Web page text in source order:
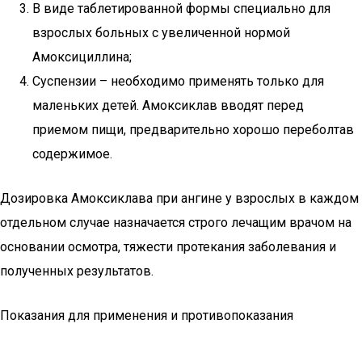
В виде таблетированной формы специально для
взрослых больных с увеличенной нормой
Амоксициллина;
Суспензии – необходимо применять только для
маленьких детей. Амоксиклав вводят перед
приемом пищи, предварительно хорошо переболтав
содержимое.
Дозировка Амоксиклава при ангине у взрослых в каждом
отдельном случае назначается строго лечащим врачом на
основании осмотра, тяжести протекания заболевания и
полученных результатов.
Показания для применения и противопоказания